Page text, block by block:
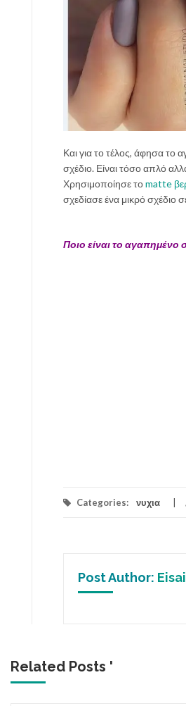
Και για το τέλος, άφησα το
σχέδιο. Είναι τόσο απλό
Χρησιμοποίησε τοmatte
σχεδίασε ένα μικρό σχέδιο
Ποιο είναι το αγαπημένο
Categories: νυχια
Post Author:
Related Posts '